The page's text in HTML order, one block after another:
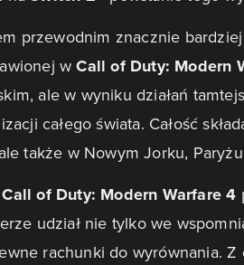
przewodnim znacznie
wCall of Duty: Modern
ale w wyniku działań
całego świata. Całość
także w Nowym Jorku,
Call of Duty: Modern Warfare 4
udział nie tylko we
rachunki do wyrównania.